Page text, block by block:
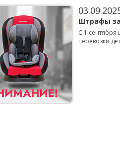
Штрафы
С 1
перевозки